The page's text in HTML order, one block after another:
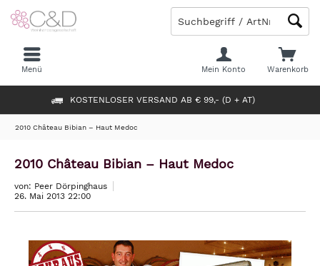
KOSTENLOSER VERSAND AB € 99,- (D + AT)
Warenkorb
Mein Konto
Menü
2010 Château Bibian – Haut Medoc
2010 Château Bibian – Haut Medoc
von: Peer Dörpinghaus
26. Mai 2013 22:00